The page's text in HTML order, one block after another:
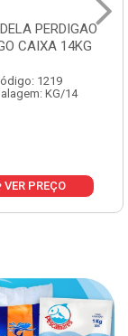
PERDIGAO
CAIXA 14KG
1219
KG/14
VER PREÇO